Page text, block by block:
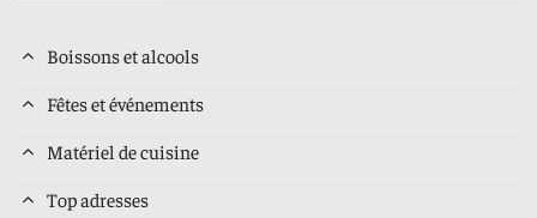
Boissons et alcools
Fêtes et événements
Matériel de cuisine
Top adresses